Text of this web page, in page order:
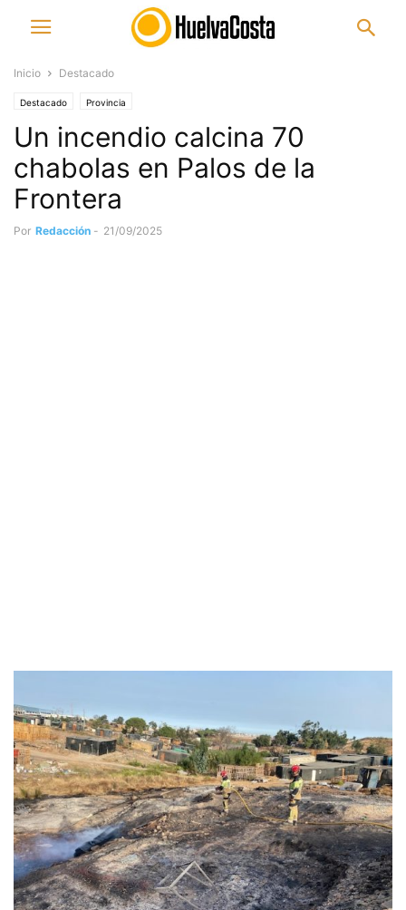
Inicio Destacado
Destacado Provincia
Un incendio calcina 70
chabolas en Palos de la
Frontera
Por Redacción - 21/09/2025